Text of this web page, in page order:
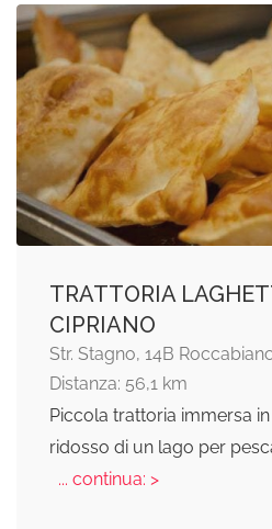
TRATTORIA
CIPRIANO
Str. Stagno, 14B
Distanza: 56,1 km
Piccola trattoria immersa
ridosso di un lago per
... continua: >